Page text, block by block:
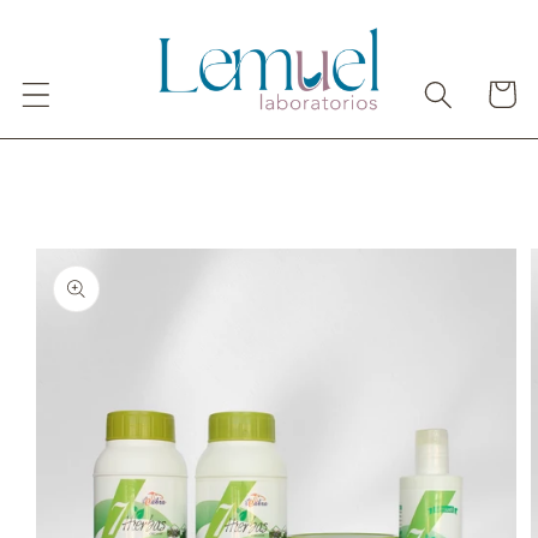
directamente
Carrito
directamente
información